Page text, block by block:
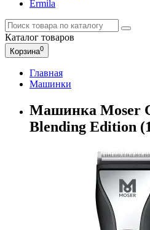
Ermila
Каталог товаров
Корзина0
Главная
Машинки
Машинка Moser
Blending Edition